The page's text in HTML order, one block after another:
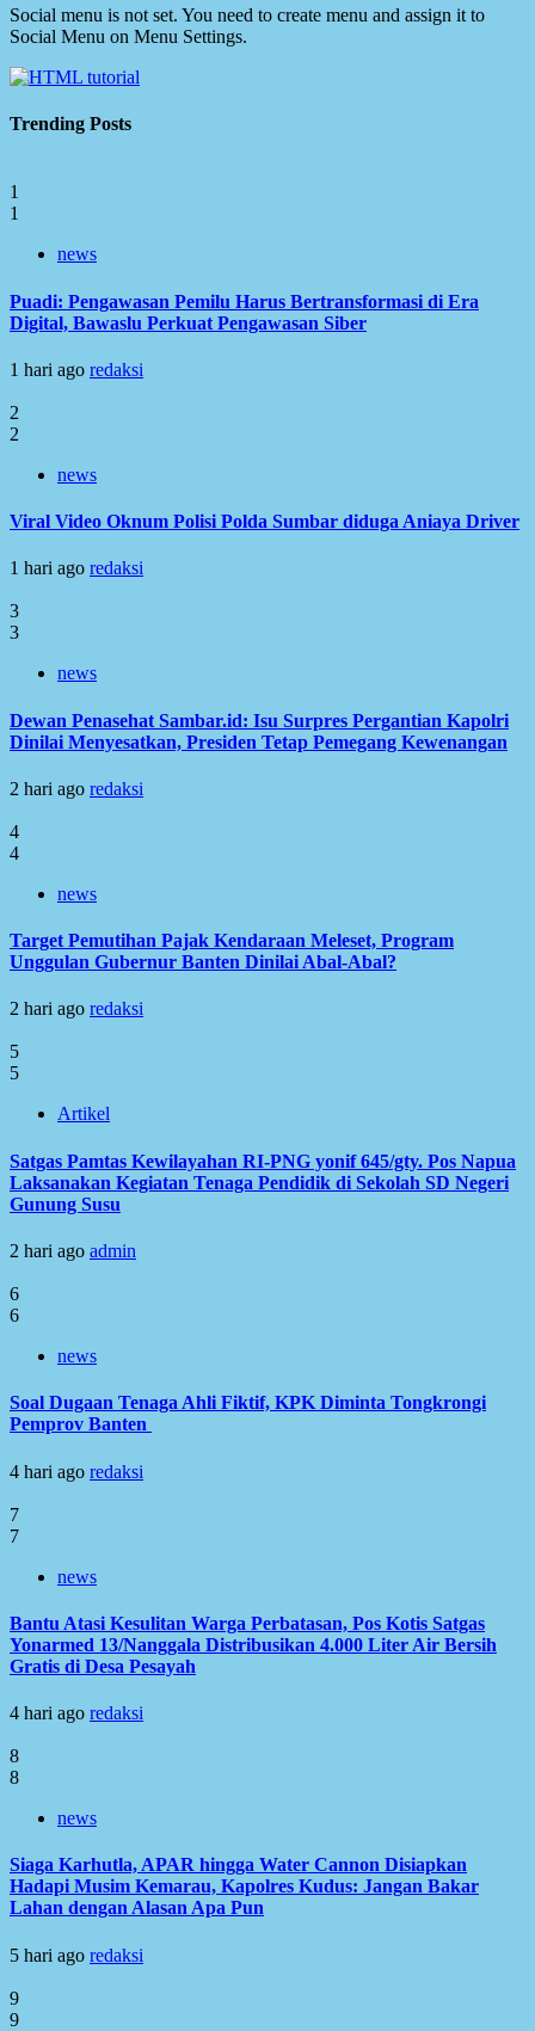
Social menu is not set. You need to create menu and assign it to
Social Menu on Menu Settings.
Trending Posts
1
1
news
Puadi: Pengawasan Pemilu Harus Bertransformasi di Era
Digital, Bawaslu Perkuat Pengawasan Siber
1 hari ago redaksi
2
2
news
Viral Video Oknum Polisi Polda Sumbar diduga Aniaya Driver
1 hari ago redaksi
3
3
news
Dewan Penasehat Sambar.id: Isu Surpres Pergantian Kapolri
Dinilai Menyesatkan, Presiden Tetap Pemegang Kewenangan
2 hari ago redaksi
4
4
news
Target Pemutihan Pajak Kendaraan Meleset, Program
Unggulan Gubernur Banten Dinilai Abal-Abal?
2 hari ago redaksi
5
5
Artikel
Satgas Pamtas Kewilayahan RI-PNG yonif 645/gty. Pos Napua
Laksanakan Kegiatan Tenaga Pendidik di Sekolah SD Negeri
Gunung Susu
2 hari ago admin
6
6
news
Soal Dugaan Tenaga Ahli Fiktif, KPK Diminta Tongkrongi
Pemprov Banten
4 hari ago redaksi
7
7
news
Bantu Atasi Kesulitan Warga Perbatasan, Pos Kotis Satgas
Yonarmed 13/Nanggala Distribusikan 4.000 Liter Air Bersih
Gratis di Desa Pesayah
4 hari ago redaksi
8
8
news
Siaga Karhutla, APAR hingga Water Cannon Disiapkan
Hadapi Musim Kemarau, Kapolres Kudus: Jangan Bakar
Lahan dengan Alasan Apa Pun
5 hari ago redaksi
9
9